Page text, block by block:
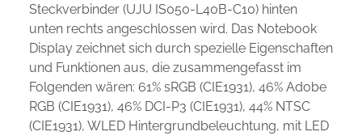
Steckverbinder (UJU IS050-L40B-C10) hinten
unten rechts angeschlossen wird. Das Notebook
Display zeichnet sich durch spezielle Eigenschaften
und Funktionen aus, die zusammengefasst im
Folgenden wären: 61% sRGB (CIE1931), 46% Adobe
RGB (CIE1931), 46% DCI-P3 (CIE1931), 44% NTSC
(CIE1931), WLED Hintergrundbeleuchtung, mit LED